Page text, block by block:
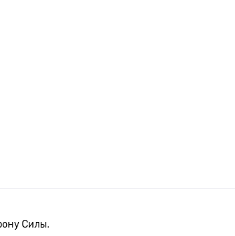
Силы.